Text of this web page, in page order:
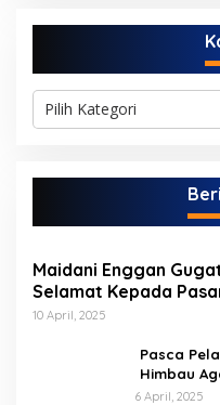
K
g
Maidani Enggan
Selamat Kepada
10 April, 2025
Pasca
Himbau
Kamtibmas
6 April, 2025